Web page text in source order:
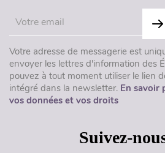
Votre adresse de messagerie est
envoyer les lettres d'information des
pouvez à tout moment utiliser le lien
intégré dans la newsletter. En savoir
vos données et vos droits
Suivez-